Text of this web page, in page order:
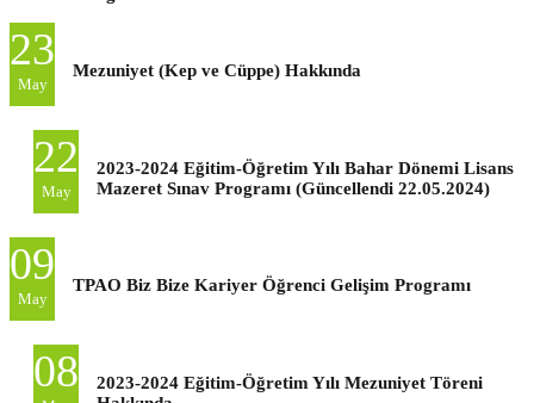
23
May
Mezuniyet (Kep ve Cüppe) Hakkında
22
May
2023-2024 Eğitim-Öğretim Yılı Bahar Dönemi Lisans
Mazeret Sınav Programı (Güncellendi 22.05.2024)
09
May
TPAO Biz Bize Kariyer Öğrenci Gelişim Programı
08
2023-2024 Eğitim-Öğretim Yılı Mezuniyet Töreni